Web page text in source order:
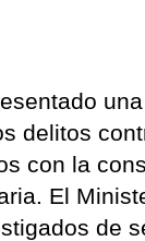
delitos
con la
El
de